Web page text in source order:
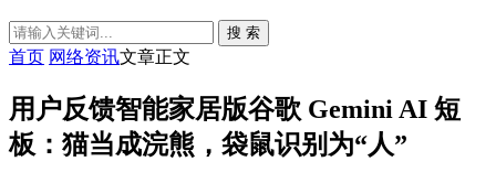
搜 索
首页 网络资讯文章正文
用户反馈智能家居版谷歌 Gemini AI 短
板：猫当成浣熊，袋鼠识别为“人”